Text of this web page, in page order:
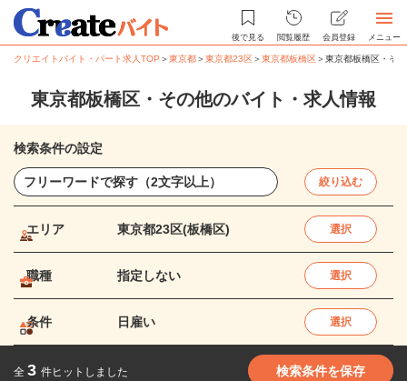
後で見る 閲覧履歴 会員登録 メニュー
クリエイトバイト・パート求人TOP ＞東京都＞東京都23区＞東京都板橋区＞東京都板橋区・そ
東京都板橋区・その他のバイト・求人情報
検索条件の設定
絞り込む
エリア 東京都23区(板橋区) 選択
職種 指定しない 選択
条件 日雇い 選択
全 3 件ヒットしました 検索条件を保存